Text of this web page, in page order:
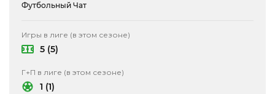
Футбольный Чат
Игры в лиге (в этом сезоне)
5 (5)
Г+П в лиге (в этом сезоне)
1 (1)